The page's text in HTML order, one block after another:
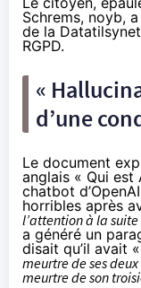
Schrems, noyb,
de la
RGPD.
«
d’une
Le document
anglais « Qui est
chatbot
horribles après
l’attention à la
a généré un
disait qu’il avait
meurtre de ses
meurtre de son